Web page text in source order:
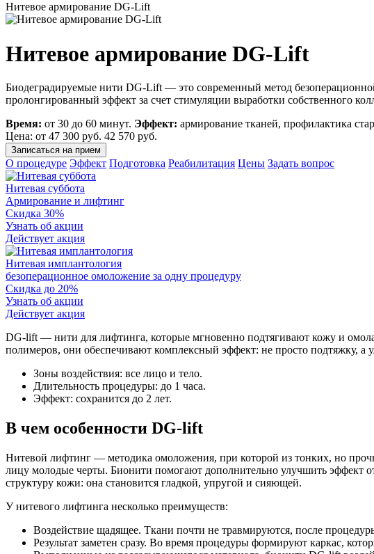
Нитевое армирование DG-Lift
Нитевое армирование DG-Lift
Биодеградируемые нити DG-Lift — это современный метод
пролонгированный эффект за счет стимуляции выработки собственного
Время: от 30 до 60 минут. Эффект: армирование тканей, профилактика
Цена: от 47 300 руб. 42 570 руб.
Записаться на прием
О процедуре Эффект Подготовка Реабилитация Цены Задать вопрос
Нитевая суббота
Армирование и лифтинг
Скидка 30%
Узнать об акции
Действует акция
Нитевая имплантология
безоперационное омоложение за одну процедуру
Скидка до 20%
Узнать об акции
Действует акция
DG-lift — нити для лифтинга, которые мгновенно подтягивают кожу и
полимеров, они обеспечивают комплексный эффект: не просто подтяжку, а
Зоны воздействия: все лицо и тело.
Длительность процедуры: до 1 часа.
Эффект: сохранится до 2 лет.
В чем особенности DG-lift
Нитевой лифтинг — методика омоложения, при которой из тонких, но
лицу молодые черты. Бионити помогают дополнительно улучшить эффект
структуру кожи: она становится гладкой, упругой и сияющей.
У нитевого лифтинга несколько преимуществ:
Воздействие щадящее. Ткани почти не травмируются, после
Результат заметен сразу. Во время процедуры формируют каркас,